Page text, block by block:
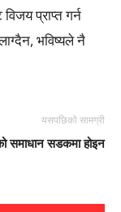
प्राप्त गर्न
भविष्यले नै
यसपछिको सामग्री
समाधान सडकमा होइन